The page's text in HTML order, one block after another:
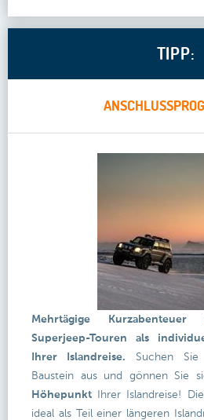
TIPP:
Mehrtägige
Superjeep-Touren als
Ihrer Islandreise. Suchen Sie
Baustein aus und gönnen Sie
Höhepunkt Ihrer Islandreise!
ideal als Teil einer längeren